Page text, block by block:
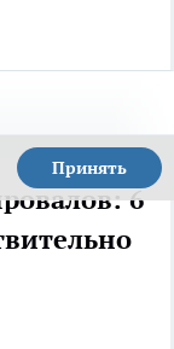
Принять
6